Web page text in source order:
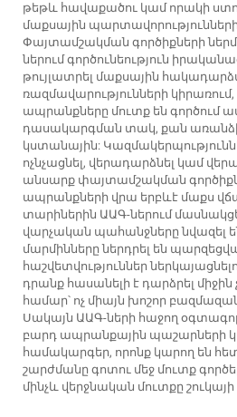
թեթև հավաքածու կամ որակի
մաքսային
Փայտամշակման գործիքների
ներում գործունեություն
թույլատրել մաքսային
ռազմավարությունների
ապրանքները մուտք են գործում
դասակարգման տակ, քան
կստանային:
ոչնչացնել, վերադարձնել կամ
անսարք փայտամշակման
ապրանքների վրա երբևէ մաքս
տարիներին ԱԱԳ-ներում
վարչական պահանջները նվազել
մարմինները ներդրել են
հաշվետվություններ
դրանք հասանելի է դարձրել միջին
համար՝ ոչ միայն խոշոր
Սակայն ԱԱԳ-ների հաջող
բարդ ապրանքային պաշարների
համակարգեր, որոնք կարող են
շարժմանը գոտու մեջ մուտք
մինչև վերջնական մուտքը շուկայի